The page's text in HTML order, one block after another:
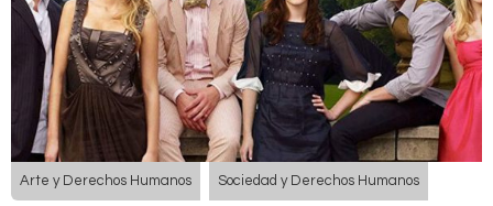
Arte y Derechos Humanos Sociedad y Derechos Humanos